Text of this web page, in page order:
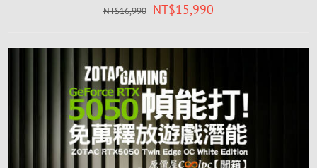
NT$16,990 NT$15,990